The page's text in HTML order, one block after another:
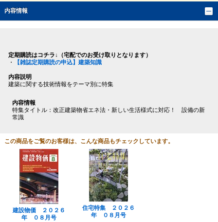
内容情報
定期購読はコチラ↓（宅配でのお受け取りとなります）
・
【雑誌定期購読の申込】建築知識
内容説明
建築に関する技術情報をテーマ別に特集
内容情報
特集タイトル：改正建築物省エネ法・新しい生活様式に対応！ 設備の新
常識
この商品をご覧のお客様は、こんな商品もチェックしています。
建設物価 ２０２６
年 ０８月号
住宅特集 ２０２６
年 ０８月号